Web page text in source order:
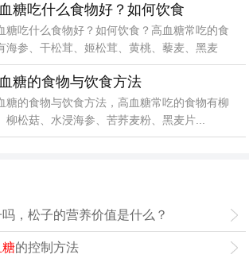
糖吃什么食物好？如何饮食
糖吃什么食物好？如何饮食？高血糖常吃的食
海参、干松茸、姬松茸、黄桃、藜麦、黑麦
松茸、松菌
糖的食物与饮食方法
糖的食物与饮食方法，高血糖常吃的食物有柳
柳松菇、水浸海参、苦荞麦粉、黑麦片...
，松子的营养价值是什么？
糖的控制方法